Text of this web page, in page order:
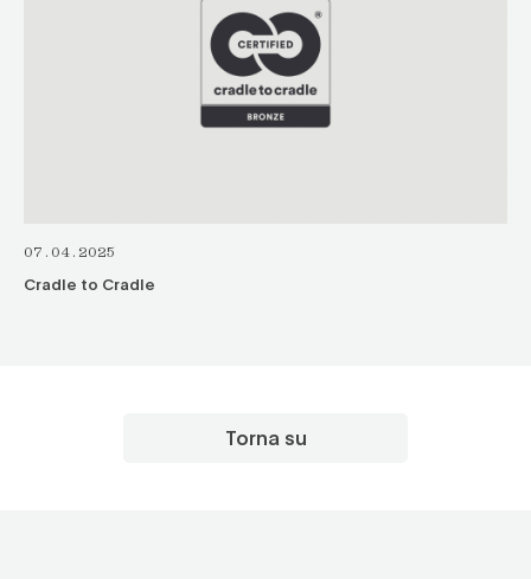
07.04.2025
Cradle to Cradle
Torna su